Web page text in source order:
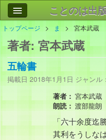
ことのは出
作品
事
会社情報
お問い合わ
トップページ ま 宮本武蔵
著者:宮本武蔵
五輪書
掲載日 2018年1月1日 ジャンル：
著者： 宮本武蔵
朗読： 渡部龍朗
「六十余度迄
其利をうしな